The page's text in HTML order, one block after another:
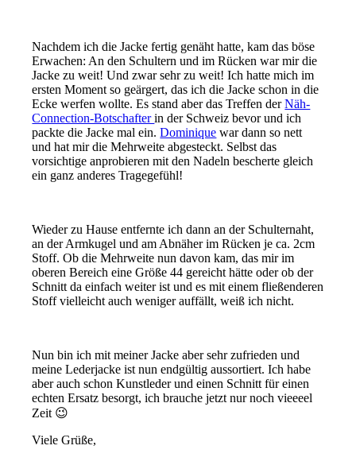
Nachdem ich die Jacke fertig genäht hatte, kam das böse
Erwachen: An den Schultern und im Rücken war mir die
Jacke zu weit! Und zwar sehr zu weit! Ich hatte mich im
ersten Moment so geärgert, das ich die Jacke schon in die
Ecke werfen wollte. Es stand aber das Treffen derNäh-
Connection-Botschafterin der Schweiz bevor und ich
packte die Jacke mal ein.Dominique war dann so nett
und hat mir die Mehrweite abgesteckt. Selbst das
vorsichtige anprobieren mit den Nadeln bescherte gleich
ein ganz anderes Tragegefühl!
Wieder zu Hause entfernte ich dann an der Schulternaht,
an der Armkugel und am Abnäher im Rücken je ca. 2cm
Stoff. Ob die Mehrweite nun davon kam, das mir im
oberen Bereich eine Größe 44 gereicht hätte oder ob der
Schnitt da einfach weiter ist und es mit einem fließenderen
Stoff vielleicht auch weniger auffällt, weiß ich nicht.
Nun bin ich mit meiner Jacke aber sehr zufrieden und
meine Lederjacke ist nun endgültig aussortiert. Ich habe
aber auch schon Kunstleder und einen Schnitt für einen
echten Ersatz besorgt, ich brauche jetzt nur noch vieeeel
Zeit 😉
Viele Grüße,